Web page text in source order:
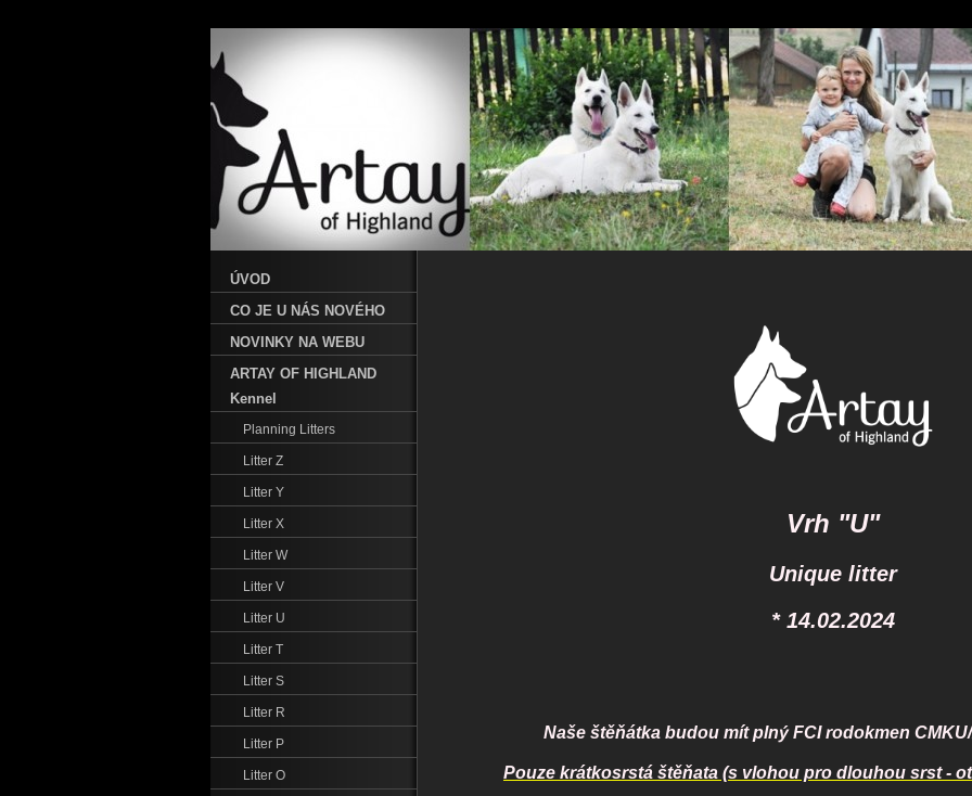
Vrh "U"
Unique litter
* 14.02.2024
Naše štěňátka budou mít plný FCI rodokmen
Pouze krátkosrstá štěňata (s vlohou pro dlouhou srst -
ÚVOD
CO JE U NÁS NOVÉHO
NOVINKY NA WEBU
ARTAY OF HIGHLAND
Kennel
Planning Litters
Litter Z
Litter Y
Litter X
Litter W
Litter V
Litter U
Litter T
Litter S
Litter R
Litter P
Litter O